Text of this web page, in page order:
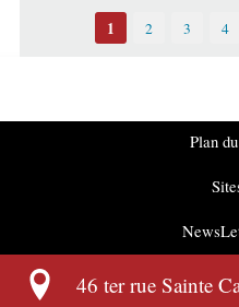
1 2 3 4
Plan
46 ter rue Sainte